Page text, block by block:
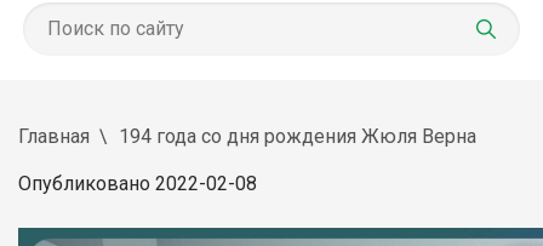
Главная 194 года со дня рождения Жюля Верна
Опубликовано 2022-02-08